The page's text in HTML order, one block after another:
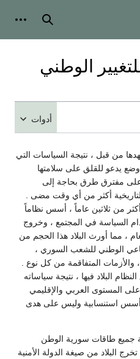
بحث
الوطني
أدوات
من قبل ، نتيجة السياسات التي
وضع يدعو للقلق على سلامتها
على مفترق طرق بحاجة إلى
أكثر من أي وقت مضى .
من ثلاثين عاماً ، أسس نظاماً
السياسة في المجتمع ، وخروج
، مما أورث البلاد هذا الحجم من
الوطني للشعب السوري ،
، والأزمات المتفاقمة من كل نوع .
البلاد فيها ، نتيجة سياساته
المستوى العربي والإقليمي
أسس استنسابية وليس على هدى
جميع طاقات سورية الوطن
البلاد من صيغة الدولة الأمنية